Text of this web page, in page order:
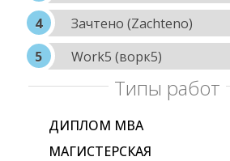
Зачтено (Zachteno)
Work5 (ворк5)
Типы работ
ДИПЛОМ МВА
МАГИСТЕРСКАЯ